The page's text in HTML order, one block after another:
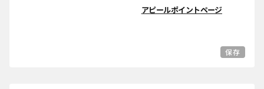
アピールポイントページ
保存